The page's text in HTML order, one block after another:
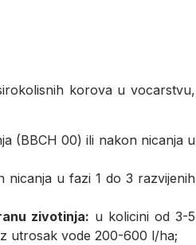
korova u vocarstvu,
(BBCH 00) ili nakon nicanja u
nicanja u fazi 1 do 3 razvijenih
zivotinja: u kolicini od 3-5
utrosak vode 200-600 l/ha;